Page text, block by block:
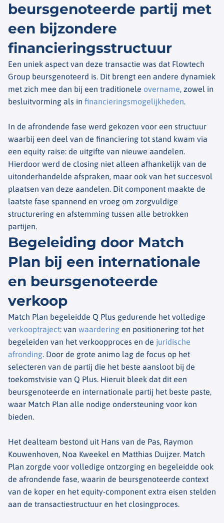
beursgenoteerde partij met
een bijzondere
financieringsstructuur
Een uniek aspect van deze transactie was dat Flowtech
Group beursgenoteerd is. Dit brengt een andere dynamiek
met zich mee dan bij een traditionele overname, zowel in
besluitvorming als in financieringsmogelijkheden.
In de afrondende fase werd gekozen voor een structuur
waarbij een deel van de financiering tot stand kwam via
een equity raise: de uitgifte van nieuwe aandelen.
Hierdoor werd de closing niet alleen afhankelijk van de
uitonderhandelde afspraken, maar ook van het succesvol
plaatsen van deze aandelen. Dit component maakte de
laatste fase spannend en vroeg om zorgvuldige
structurering en afstemming tussen alle betrokken
partijen.
Begeleiding door Match
Plan bij een internationale
en beursgenoteerde
verkoop
Match Plan begeleidde Q Plus gedurende het volledige
verkooptraject: van waardering en positionering tot het
begeleiden van het verkoopproces en de juridische
afronding. Door de grote animo lag de focus op het
selecteren van de partij die het beste aansloot bij de
toekomstvisie van Q Plus. Hieruit bleek dat dit een
beursgenoteerde en internationale partij het beste paste,
waar Match Plan alle nodige ondersteuning voor kon
bieden.
Het dealteam bestond uit Hans van de Pas, Raymon
Kouwenhoven, Noa Kweekel en Matthias Duijzer. Match
Plan zorgde voor volledige ontzorging en begeleidde ook
de afrondende fase, waarin de beursgenoteerde context
van de koper en het equity-component extra eisen stelden
aan de transactiestructuur en het closingproces.